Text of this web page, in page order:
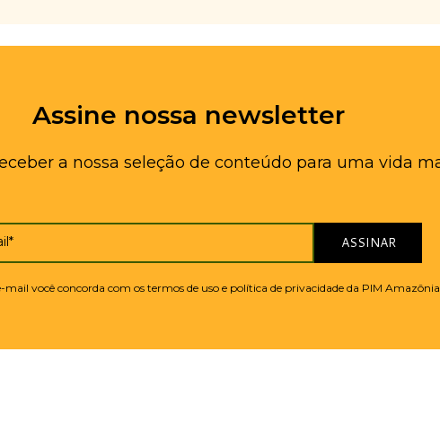
Assine nossa newsletter
a nossa seleção de conteúdo para uma vida
ASSINAR
mail você concorda com os termos de uso e política de privacidade da PIM Amazônia.